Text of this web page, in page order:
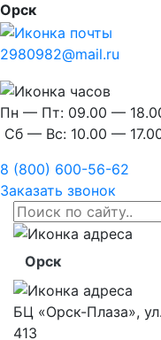
Орск
2980982@mail.ru
Пн — Пт: 09.00 —
Сб — Вс: 10.00 —
8 (800) 600-56-62
Заказать звонок
Орск
БЦ «Орск-Плаза»,
413